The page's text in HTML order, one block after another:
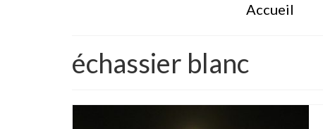
Accueil
échassier blanc